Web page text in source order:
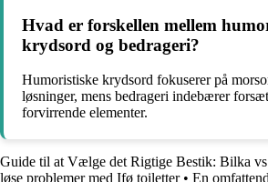
Hvad er forskellen mellem
krydsord og bedrageri?
Humoristiske krydsord fokuserer på
løsninger, mens bedrageri indebærer
forvirrende elementer.
Guide til at Vælge det Rigtige Bestik: Bilka
løse problemer med Ifø toiletter• En